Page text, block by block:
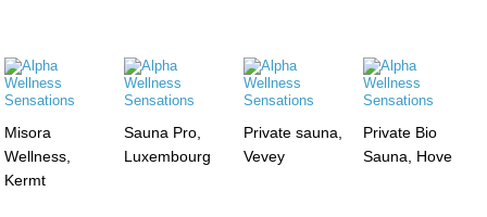
Misora
Wellness,
Kermt
Sauna Pro,
Luxembourg
Private sauna,
Vevey
Private Bio
Sauna, Hove